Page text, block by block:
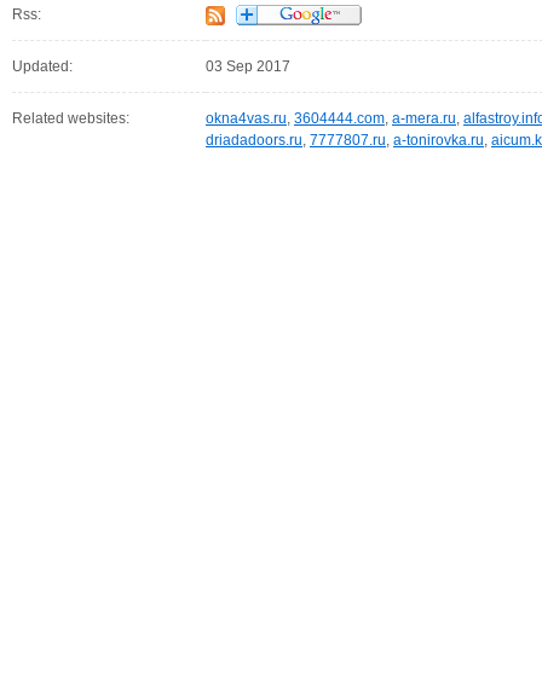
Rss:
Updated: 03 Sep 2017
Related websites: okna4vas.ru, 3604444.com, a-mera.ru,
driadadoors.ru, 7777807.ru, a-tonirovka.ru,